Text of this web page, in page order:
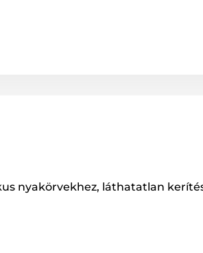
nyakörvekhez, láthatatlan